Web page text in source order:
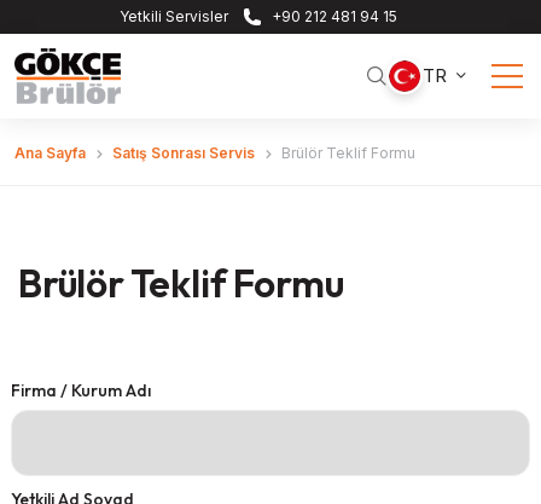
Yetkili Servisler +90 212 481 94 15
TR
Ana Sayfa Satış Sonrası Servis Brülör Teklif Formu
Brülör Teklif Formu
Firma / Kurum Adı
Yetkili Ad Soyad